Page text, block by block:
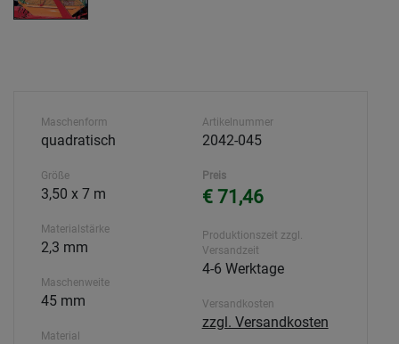
Maschenform
quadratisch
Größe
3,50 x 7 m
Materialstärke
2,3 mm
Maschenweite
45 mm
Material
Artikelnummer
2042-045
Preis
€ 71,46
Produktionszeit zzgl.
Versandzeit
4-6 Werktage
Versandkosten
zzgl. Versandkosten